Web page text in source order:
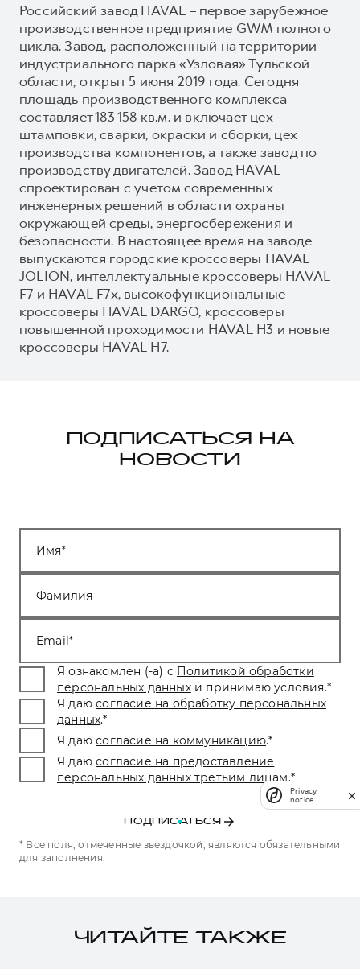
Российский завод HAVAL – первое зарубежное
производственное предприятие GWM полного
цикла. Завод, расположенный на территории
индустриального парка «Узловая» Тульской
области, открыт 5 июня 2019 года. Сегодня
площадь производственного комплекса
составляет 183 158 кв.м. и включает цех
штамповки, сварки, окраски и сборки, цех
производства компонентов, а также завод по
производству двигателей. Завод HAVAL
спроектирован с учетом современных
инженерных решений в области охраны
окружающей среды, энергосбережения и
безопасности. В настоящее время на заводе
выпускаются городские кроссоверы HAVAL
JOLION, интеллектуальные кроссоверы HAVAL
F7 и HAVAL F7x, высокофункциональные
кроссоверы HAVAL DARGO, кроссоверы
повышенной проходимости HAVAL H3 и новые
кроссоверы HAVAL H7.
ПОДПИСАТЬСЯ НА
НОВОСТИ
Имя
Фамилия
Email
Я ознакомлен (-а) с Политикой обработки
персональных данных и принимаю условия.*
Я даю согласие на обработку персональных
данных.*
Я даю согласие на коммуникацию.*
Я даю согласие на предоставление
персональных данных третьим лицам.*
ПОДПИСАТЬСЯ
* Все поля, отмеченные звездочкой, являются обязательными
для заполнения.
ЧИТАЙТЕ ТАКЖЕ
Privacy
notice